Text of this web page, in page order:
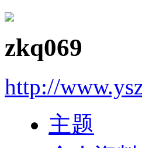
zkq069
http://
主题